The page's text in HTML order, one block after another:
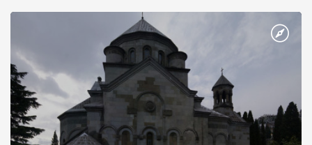
Херсонесі Володимир-язичник, став Василем-християнином.
А потім було Хрещення Русі. На честь Херсонесу Таврійського